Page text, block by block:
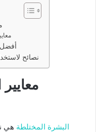
نصائح
البشرة المختلطة هي